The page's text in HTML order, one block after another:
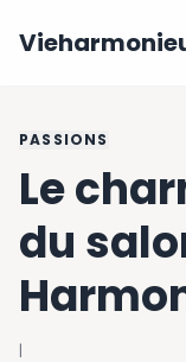
PASSIONS
Le
du
|